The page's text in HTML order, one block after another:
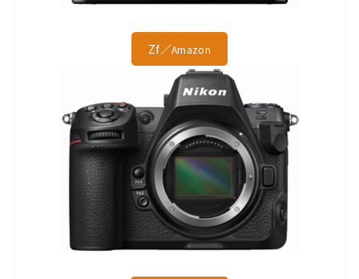
Zf／Amazon